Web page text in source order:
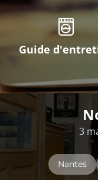
Guide
3
Nantes